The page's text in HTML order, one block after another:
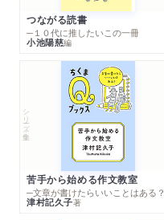
つながる読書
─１０代に推したいこの一冊
小池陽慈編
シリーズ・全集
苦手から始める作文教室
─文章が書けたらいいことはある？
津村記久子著